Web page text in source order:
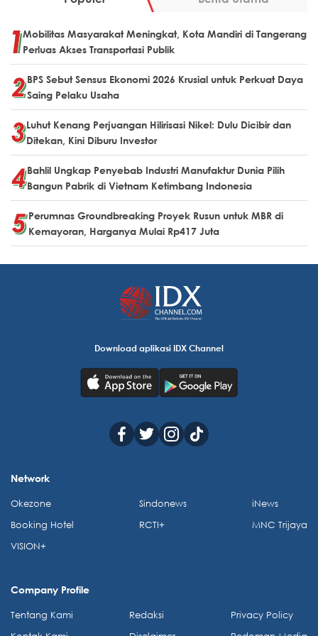
Mobilitas Masyarakat Meningkat, Kota Mandiri di Tangerang
Perluas Akses Transportasi Publik
BPS Sebut Sensus Ekonomi 2026 Krusial untuk Perkuat Daya
Saing Pelaku Usaha
Luhut Kenang Perjuangan Hilirisasi Nikel: Dulu Dicibir dan
Ditekan, Kini Diburu Investor
Bahlil Ungkap Penyebab Industri Manufaktur Dunia Pilih
Bangun Pabrik di Vietnam Ketimbang Indonesia
Perumnas Groundbreaking Proyek Rusun untuk MBR di
Kemayoran, Harganya Mulai Rp417 Juta
Download aplikasi IDX Channel
Network
Okezone
Booking Hotel
VISION+
Sindonews
RCTI+
iNews
MNC Trijaya
Company Profile
Tentang Kami
Redaksi
Privacy Policy